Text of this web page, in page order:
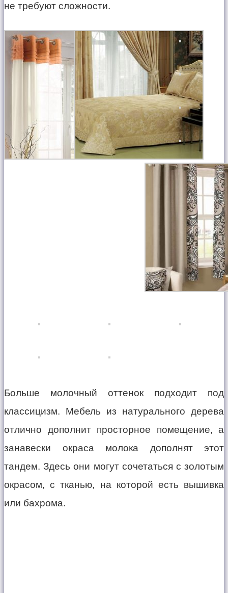
не требуют сложности.
Больше молочный оттенок подходит под
классицизм. Мебель из натурального дерева
отлично дополнит просторное помещение, а
занавески окраса молока дополнят этот
тандем. Здесь они могут сочетаться с золотым
окрасом, с тканью, на которой есть вышивка
или бахрома.